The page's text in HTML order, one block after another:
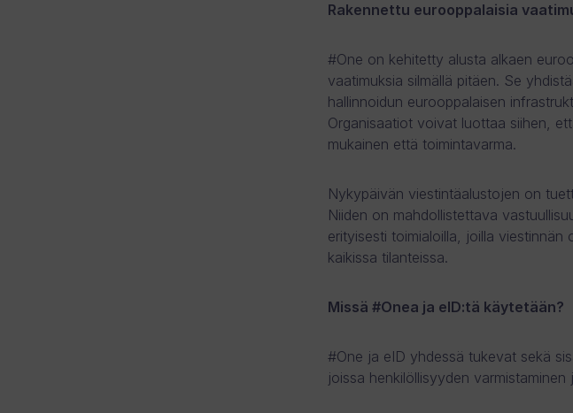
Rakennettu eurooppalaisia
#One on kehitetty alusta alkaen
vaatimuksia silmällä pitäen. Se
hallinnoidun eurooppalaisen
Organisaatiot voivat luottaa siihen,
mukainen että toimintavarma.
Nykypäivän viestintäalustojen on
Niiden on mahdollistettava
erityisesti toimialoilla, joilla
kaikissa tilanteissa.
Missä #Onea ja eID:tä käytetään?
#One ja eID yhdessä tukevat sekä
joissa henkilöllisyyden